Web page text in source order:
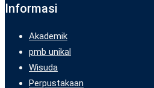
Informasi
Akademik
pmb unikal
Wisuda
Perpustakaan